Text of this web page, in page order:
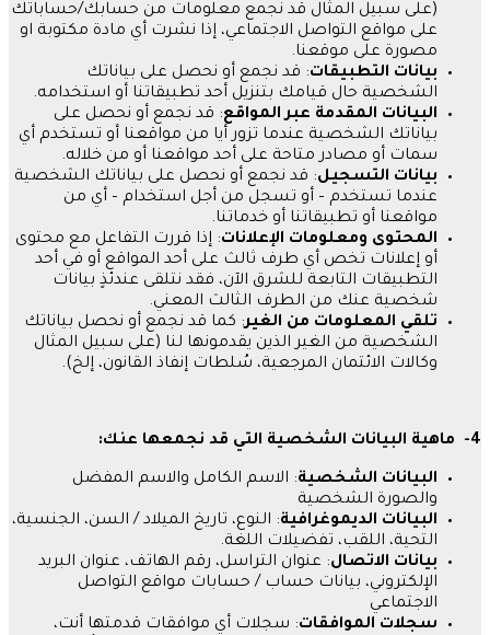
(على سبيل المثال قد نجمع معلومات من حسابك/حساباتك
على مواقع التواصل الاجتماعي، إذا نشرت أي مادة مكتوبة او
مصورة على موقعنا.
بيانات التطبيقات: قد نجمع أو نحصل على بياناتك
الشخصية حال قيامك بتنزيل أحد تطبيقاتنا أو استخدامه.
البيانات المقدمة عبر المواقع: قد نجمع أو نحصل على
بياناتك الشخصية عندما تزور أيا من مواقعنا أو تستخدم أي
سمات أو مصادر متاحة على أحد مواقعنا أو من خلاله.
بيانات التسجيل: قد نجمع أو نحصل على بياناتك الشخصية
عندما تستخدم – أو تسجل من أجل استخدام – أي من
مواقعنا أو تطبيقاتنا أو خدماتنا.
المحتوى ومعلومات الإعلانات: إذا قررت التفاعل مع محتوى
أو إعلانات تخص أي طرف ثالث على أحد المواقع أو في أحد
التطبيقات التابعة للشرق الآن، فقد نتلقى عندئذٍ بيانات
شخصية عنك من الطرف الثالث المعني.
تلقي المعلومات من الغير: كما قد نجمع أو نحصل بياناتك
الشخصية من الغير الذين يقدمونها لنا (على سبيل المثال
وكالات الائتمان المرجعية، سُلطات إنفاذ القانون، إلخ).
4- ماهية البيانات الشخصية التي قد نجمعها عنك:
البيانات الشخصية: الاسم الكامل والاسم المفضل
والصورة الشخصية
البيانات الديموغرافية: النوع، تاريخ الميلاد / السن، الجنسية،
التحية، اللقب، تفضيلات اللغة.
بيانات الاتصال: عنوان التراسل، رقم الهاتف، عنوان البريد
الإلكتروني، بيانات حساب / حسابات مواقع التواصل
الاجتماعي
سجلات الموافقات: سجلات أي موافقات قدمتها أنت،